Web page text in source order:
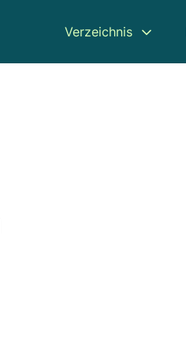
Verzeichnis